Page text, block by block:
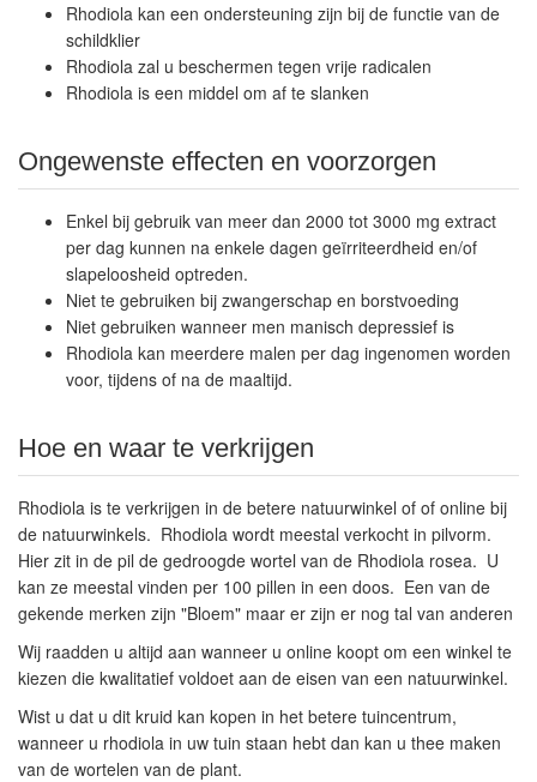
Rhodiola kan een ondersteuning zijn bij de functie van de
schildklier
Rhodiola zal u beschermen tegen vrije radicalen
Rhodiola is een middel om af te slanken
Ongewenste effecten en voorzorgen
Enkel bij gebruik van meer dan 2000 tot 3000 mg extract
per dag kunnen na enkele dagen geïrriteerdheid en/of
slapeloosheid optreden.
Niet te gebruiken bij zwangerschap en borstvoeding
Niet gebruiken wanneer men manisch depressief is
Rhodiola kan meerdere malen per dag ingenomen worden
voor, tijdens of na de maaltijd.
Hoe en waar te verkrijgen
Rhodiola is te verkrijgen in de betere natuurwinkel of of online bij
de natuurwinkels. Rhodiola wordt meestal verkocht in pilvorm.
Hier zit in de pil de gedroogde wortel van de Rhodiola rosea. U
kan ze meestal vinden per 100 pillen in een doos. Een van de
gekende merken zijn "Bloem" maar er zijn er nog tal van anderen
Wij raadden u altijd aan wanneer u online koopt om een winkel te
kiezen die kwalitatief voldoet aan de eisen van een natuurwinkel.
Wist u dat u dit kruid kan kopen in het betere tuincentrum,
wanneer u rhodiola in uw tuin staan hebt dan kan u thee maken
van de wortelen van de plant.